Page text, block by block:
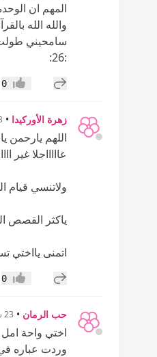
المهم ان
والله الله
سامحيني طولت
:26:
إضافة رد جديد
إعجاب0
زهرة الأوركيدا •
اللهم يارحمن
عاااااجلا غير
ولاتنسي قيام
ياكثر القصص
اتمنى يااختي
إضافة رد جديد
إعجاب0
حب الرمان • 23 سنة
اختي واحة
وردت عباره